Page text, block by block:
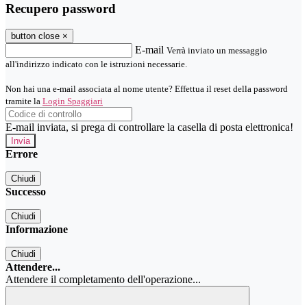
Recupero password
button close ×
E-mail Verrà inviato un messaggio
all'indirizzo indicato con le istruzioni necessarie.
Non hai una e-mail associata al nome utente? Effettua il reset della password
tramite la Login Spaggiari
E-mail inviata, si prega di controllare la casella di posta elettronica!
Errore
Chiudi
Successo
Chiudi
Informazione
Chiudi
Attendere...
Attendere il completamento dell'operazione...